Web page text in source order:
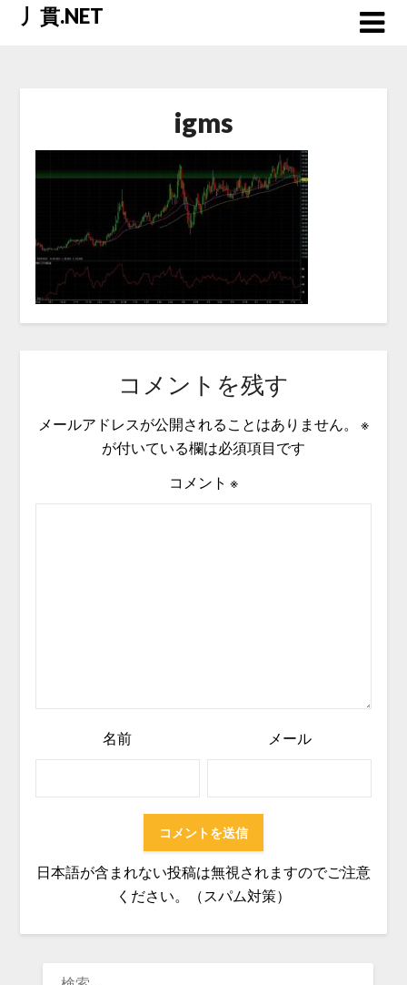
Skip丿貫.NET
igms
コメントを残す
メールアドレスが公開されることはありません。
※
が付いている欄は必須項目です
コメント ※
名前 メール
日本語が含まれない投稿は無視されますのでご注意
ください。（スパム対策）